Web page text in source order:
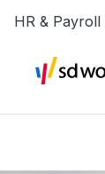
HR & Payroll